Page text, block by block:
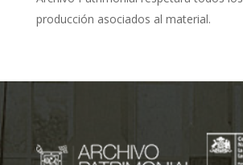
producción asociados al material.